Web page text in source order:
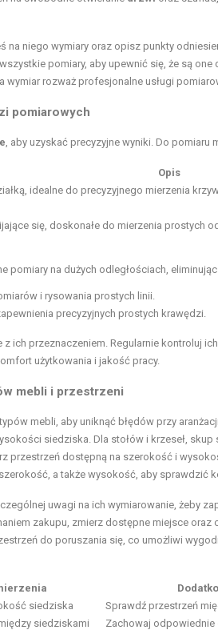
na niego wymiary oraz opisz punkty
pomiary, aby upewnić się, że są one
rozważ profesjonalne usługi
pomiarowych
, aby uzyskać precyzyjne wyniki. Do
Opis
idealne do precyzyjnego mierzenia
się, doskonałe do mierzenia prostych
pomiary na dużych odległościach, eliminując
i rysowania prostych linii.
precyzyjnych prostych krawędzi.
ich przeznaczeniem. Regularnie kontroluj
użytkowania i jakość pracy.
mebli i przestrzeni
mebli, aby uniknąć błędów przy
siedziska. Dla stołów i krzeseł,
przestrzeń dostępną na szerokość i
a także wysokość, aby sprawdzić
uwagi na ich wymiarowanie, żeby
zakupu, zmierz dostępne miejsce
do poruszania się, co umożliwi
siedziska Sprawdź przestrzeń
siedziskami
Zachowaj